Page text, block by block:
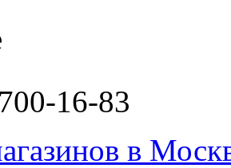
16-83
в